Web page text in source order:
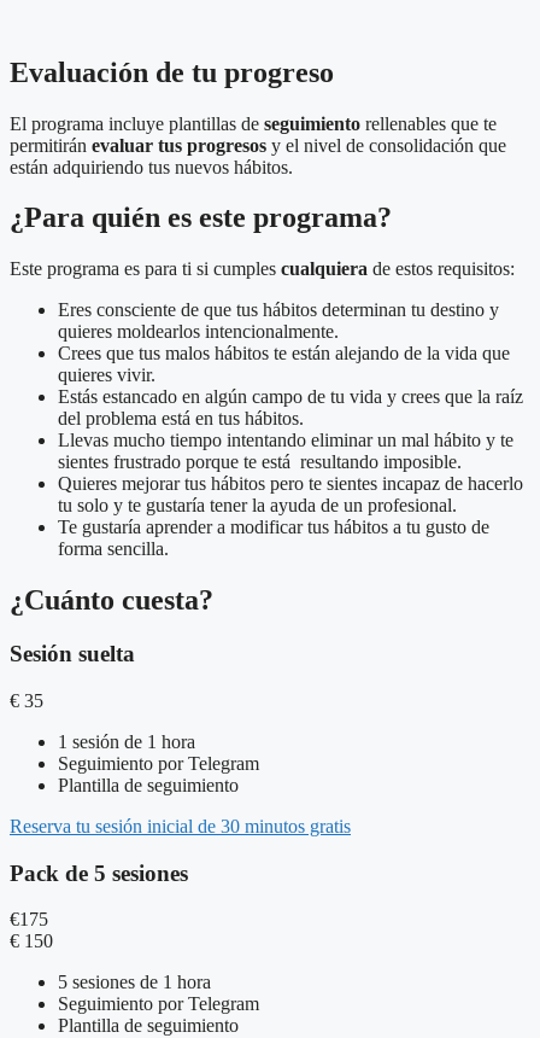
Evaluación de tu progreso
El programa incluye plantillas de seguimiento rellenables que te
permitirán evaluar tus progresos y el nivel de consolidación que
están adquiriendo tus nuevos hábitos.
¿Para quién es este programa?
Este programa es para ti si cumples cualquiera de estos requisitos:
Eres consciente de que tus hábitos determinan tu destino y
quieres moldearlos intencionalmente.
Crees que tus malos hábitos te están alejando de la vida que
quieres vivir.
Estás estancado en algún campo de tu vida y crees que la raíz
del problema está en tus hábitos.
Llevas mucho tiempo intentando eliminar un mal hábito y te
sientes frustrado porque te está resultando imposible.
Quieres mejorar tus hábitos pero te sientes incapaz de hacerlo
tu solo y te gustaría tener la ayuda de un profesional.
Te gustaría aprender a modificar tus hábitos a tu gusto de
forma sencilla.
¿Cuánto cuesta?
Sesión suelta
€ 35
1 sesión de 1 hora
Seguimiento por Telegram
Plantilla de seguimiento
Reserva tu sesión inicial de 30 minutos gratis
Pack de 5 sesiones
€175
€ 150
5 sesiones de 1 hora
Seguimiento por Telegram
Plantilla de seguimiento